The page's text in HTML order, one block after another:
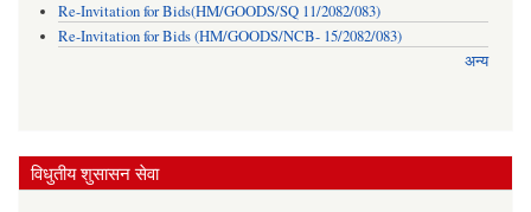
Re-Invitation for Bids(HM/GOODS/SQ 11/2082/083)
Re-Invitation for Bids (HM/GOODS/NCB- 15/2082/083)
अन्य
विधुतीय शुसासन सेवा